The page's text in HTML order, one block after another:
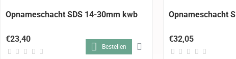
Opnameschacht SDS 14-30mm kwb
€23,40
Bestellen
Opnameschacht
€32,05